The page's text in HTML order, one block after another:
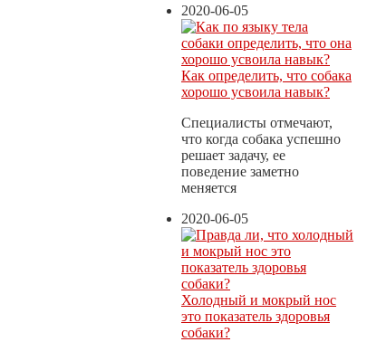
2020-06-05
Как определить, что собака
хорошо усвоила навык?
Специалисты отмечают,
что когда собака успешно
решает задачу, ее
поведение заметно
меняется
2020-06-05
Холодный и мокрый нос
это показатель здоровья
собаки?